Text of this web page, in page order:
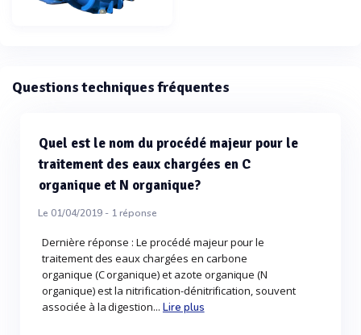
Questions techniques fréquentes
Quel est le nom du procédé majeur pour le
traitement des eaux chargées en C
organique et N organique?
Le 01/04/2019 - 1réponse
Dernière réponse : Le procédé majeur pour le
traitement des eaux chargées en carbone
organique (C organique) et azote organique (N
organique) est la nitrification-dénitrification, souvent
associée à la digestion... Lire plus